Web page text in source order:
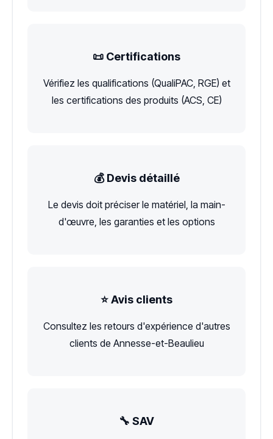
📜 Certifications
Vérifiez les qualifications (QualiPAC, RGE) et
les certifications des produits (ACS, CE)
💰 Devis détaillé
Le devis doit préciser le matériel, la main-
d'œuvre, les garanties et les options
⭐ Avis clients
Consultez les retours d'expérience d'autres
clients de Annesse-et-Beaulieu
🔧 SAV